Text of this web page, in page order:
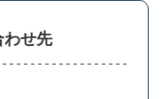
わせ先